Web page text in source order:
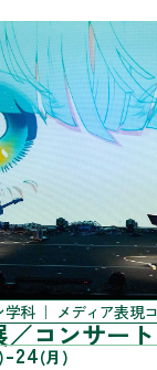
学科 メディア表現
コンサー
-24(月)